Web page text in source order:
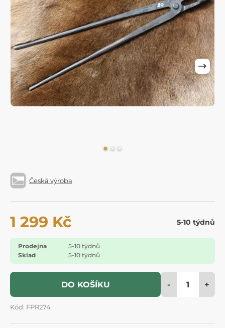
Česká výroba
1 299 Kč 5-10 týdnů
Prodejna
5-10 týdnů
Sklad
5-10 týdnů
DO KOŠÍKU - +
Kód: FPR274